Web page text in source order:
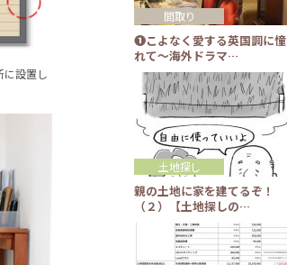
に設置し
❶こよなく愛する英国調に憧
れて～海外ドラマ…
間取り
親の土地に家を建てるぞ！
（２）【土地探しの…
土地探し